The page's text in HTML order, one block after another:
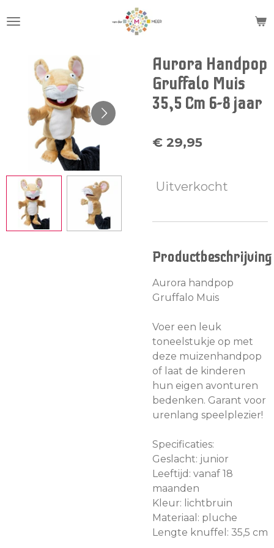
direct
hoofdinhoud
Aurora Handpop
Gruffalo Muis
35,5 Cm 6-8 jaar
€ 29,95
Uitverkocht
Productbeschrijving
Aurora handpop
Gruffalo Muis
Voer een leuk
toneelstukje op met
deze muizenhandpop
of laat de kinderen
hun eigen avonturen
bedenken. Garant voor
urenlang speelplezier!
Specificaties:
Geslacht: junior
Leeftijd: vanaf 18
maanden
Kleur: lichtbruin
Materiaal: pluche
Lengte knuffel: 35,5 cm